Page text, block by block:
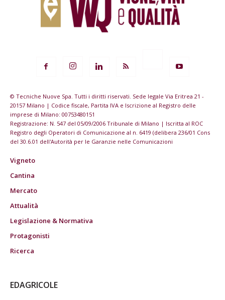
© Tecniche Nuove Spa. Tutti i diritti riservati. Sede legale Via Eritrea 21 -
20157 Milano | Codice fiscale, Partita IVA e Iscrizione al Registro delle
imprese di Milano: 00753480151
Registrazione: N. 547 del 05/09/2006 Tribunale di Milano | Iscritta al ROC
Registro degli Operatori di Comunicazione al n. 6419 (delibera 236/01 Cons
del 30.6.01 dell'Autorità per le Garanzie nelle Comunicazioni
Vigneto
Cantina
Mercato
Attualità
Legislazione & Normativa
Protagonisti
Ricerca
EDAGRICOLE